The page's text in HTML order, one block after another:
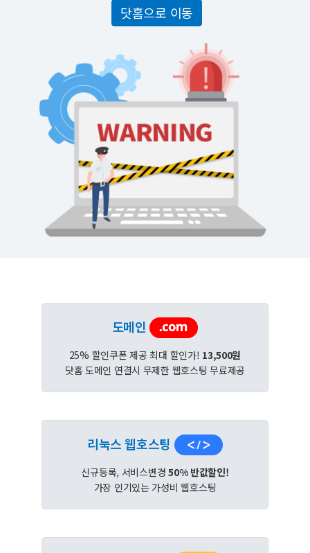
닷홈으로 이동
도메인
25% 할인쿠폰 제공 최대 할인가! 13,500원
닷홈 도메인 연결시 무제한 웹호스팅 무료제공
리눅스 웹호스팅
신규등록, 서비스변경50% 반값할인!
가장 인기있는 가성비 웹호스팅